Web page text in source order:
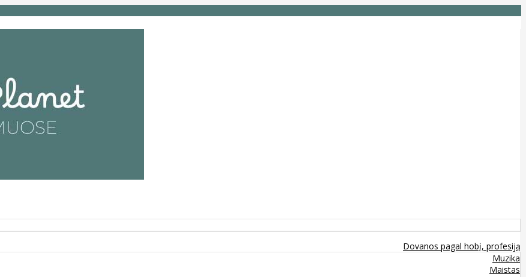
Dovanos pagal hobį, profesiją
Muzika
Maistas